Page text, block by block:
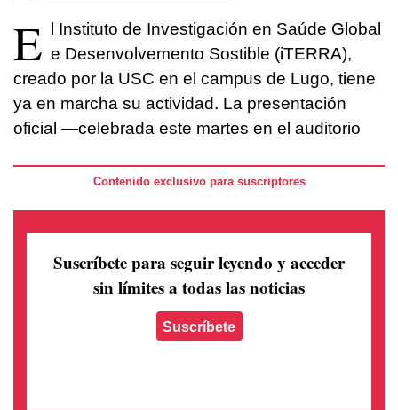
E
l Instituto de Investigación en Saúde Global
e Desenvolvemento Sostible (iTERRA),
creado por la USC en el campus de Lugo, tiene
ya en marcha su actividad. La presentación
oficial —celebrada este martes en el auditorio
Contenido exclusivo para suscriptores
Suscríbete para seguir leyendo y acceder
sin límites a todas las noticias
Suscríbete